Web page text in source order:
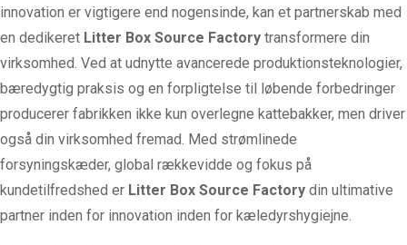
innovation er vigtigere end nogensinde, kan et partnerskab med
en dedikeret Litter Box Source Factory transformere din
virksomhed. Ved at udnytte avancerede produktionsteknologier,
bæredygtig praksis og en forpligtelse til løbende forbedringer
producerer fabrikken ikke kun overlegne kattebakker, men driver
også din virksomhed fremad. Med strømlinede
forsyningskæder, global rækkevidde og fokus på
kundetilfredshed er Litter Box Source Factory din ultimative
partner inden for innovation inden for kæledyrshygiejne.